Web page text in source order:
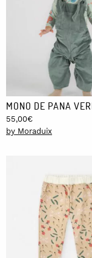
MONO DE PANA
55,00€
by Moraduix